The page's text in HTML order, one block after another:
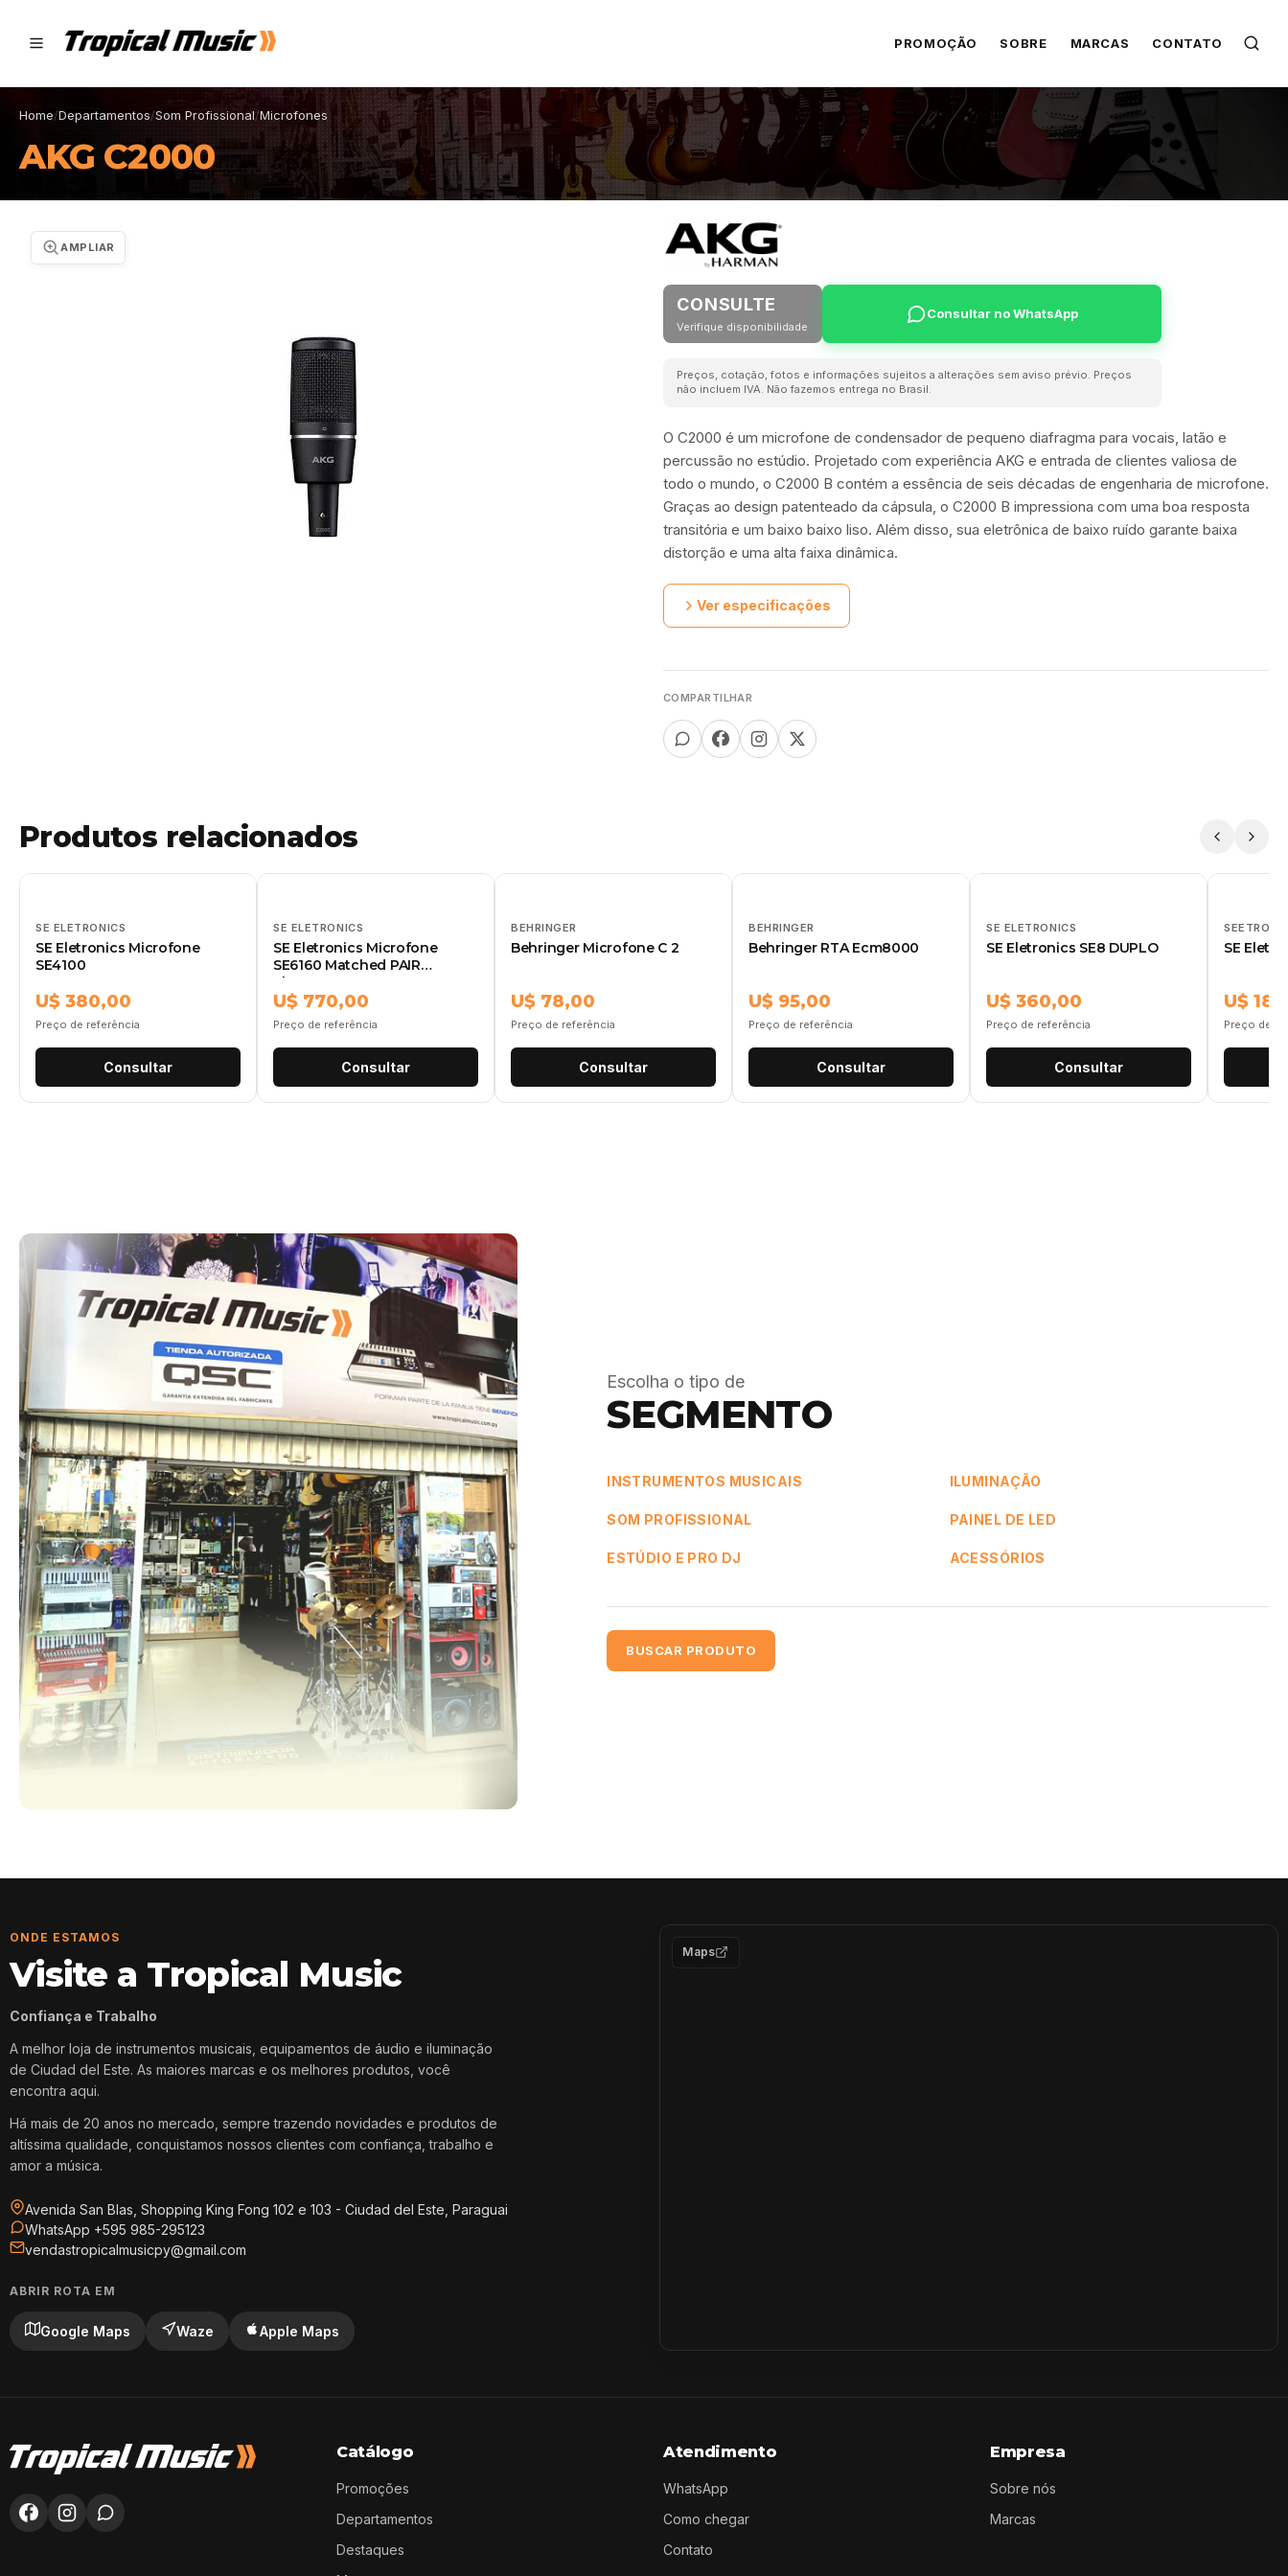
PROMOÇÃO SOBRE MARCAS CONTATO
Home/Departamentos/Som Profissional/Microfones
AKG C2000
AMPLIAR
CONSULTE
Verifique disponibilidade
Consultar no WhatsApp
Preços, cotação, fotos e informações sujeitos a alterações sem aviso prévio. Preços
não incluem IVA. Não fazemos entrega no Brasil.
O C2000 é um microfone de condensador de pequeno diafragma para vocais, latão e
percussão no estúdio. Projetado com experiência AKG e entrada de clientes valiosa de
todo o mundo, o C2000 B contém a essência de seis décadas de engenharia de microfone.
Graças ao design patenteado da cápsula, o C2000 B impressiona com uma boa resposta
transitória e um baixo baixo liso. Além disso, sua eletrônica de baixo ruído garante baixa
distorção e uma alta faixa dinâmica.
Ver especificações
COMPARTILHAR
Produtos relacionados
SE ELETRONICS
SE Eletronics Microfone
SE4100
U$ 380,00
Preço de referência
Consultar
SE ELETRONICS
SE Eletronics Microfone
SE6160 Matched PAIR
Shotgun
U$ 770,00
Preço de referência
Consultar
BEHRINGER
Behringer Microfone C 2
U$ 78,00
Preço de referência
Consultar
BEHRINGER
Behringer RTA Ecm8000
U$ 95,00
Preço de referência
Consultar
SE ELETRONICS
SE Eletronics SE8 DUPLO
U$ 360,00
Preço de referência
Consultar
SE
U$
Preço de
Escolha o tipo de
SEGMENTO
INSTRUMENTOS MUSICAIS ILUMINAÇÃO
SOM PROFISSIONAL PAINEL DE LED
ESTÚDIO E PRO DJ ACESSÓRIOS
BUSCAR PRODUTO
ONDE ESTAMOS
Visite a Tropical Music
Confiança e Trabalho
A melhor loja de instrumentos musicais, equipamentos de áudio e iluminação
de Ciudad del Este. As maiores marcas e os melhores produtos, você
encontra aqui.
Há mais de 20 anos no mercado, sempre trazendo novidades e produtos de
altíssima qualidade, conquistamos nossos clientes com confiança, trabalho e
amor a música.
Avenida San Blas, Shopping King Fong 102 e 103 - Ciudad del Este, Paraguai
WhatsApp +595 985-295123
vendastropicalmusicpy@gmail.com
ABRIR ROTA EM
Google Maps Waze Apple Maps
Maps
Catálogo
Promoções
Departamentos
Destaques
Atendimento
WhatsApp
Como chegar
Contato
Empresa
Sobre nós
Marcas